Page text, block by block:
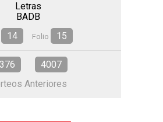
Letras
BADB
14 Folio 15
4007
Anteriores